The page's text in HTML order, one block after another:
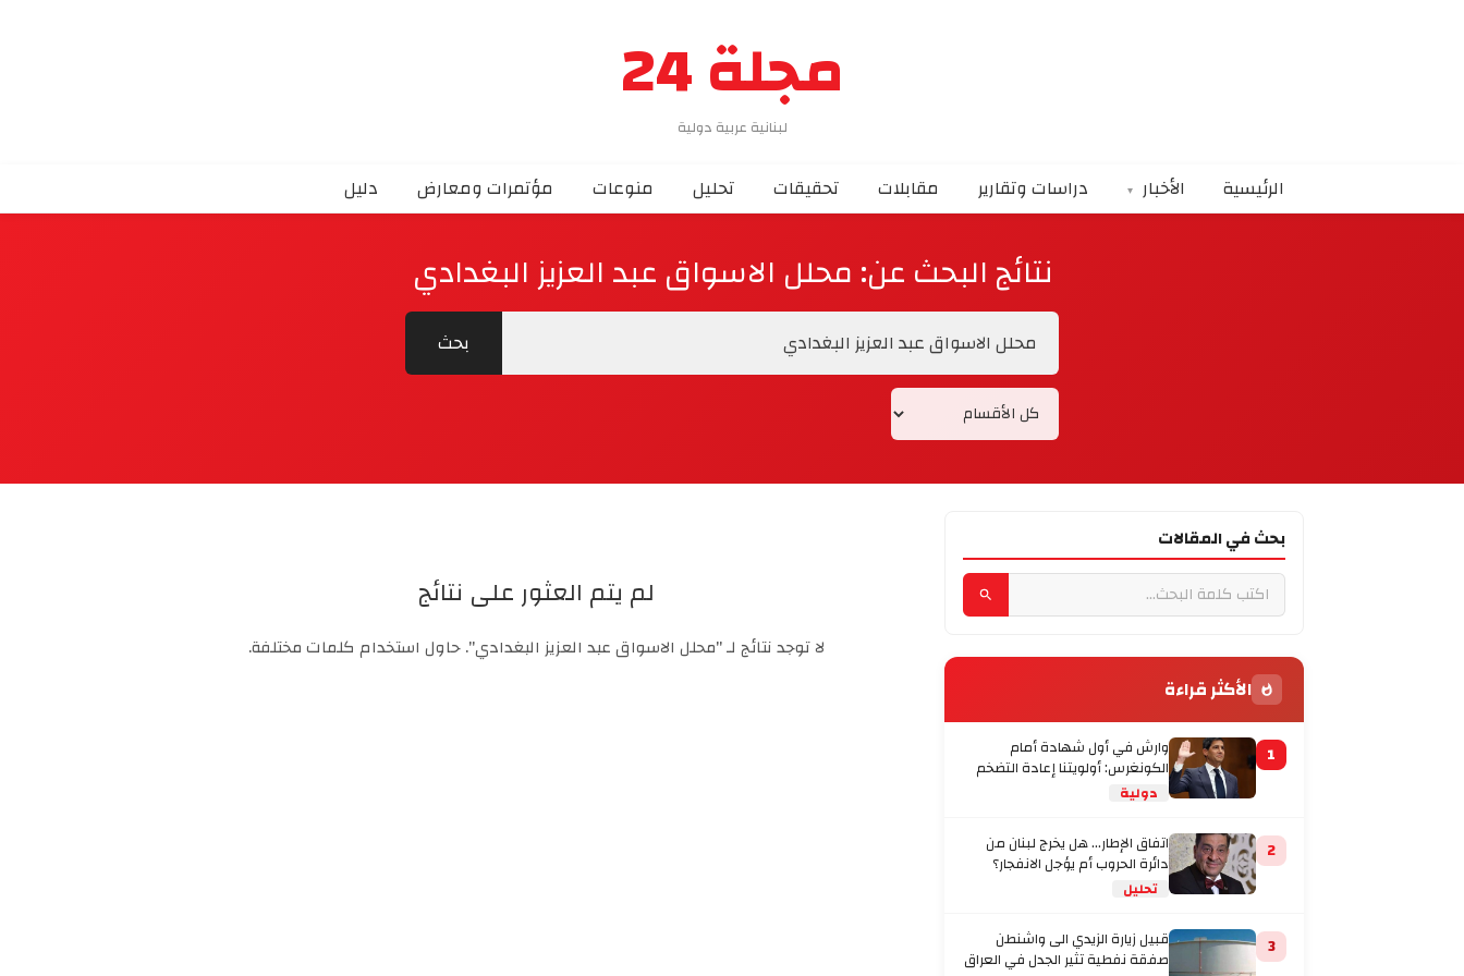
مجلة 24
لبنانية عربية دولية
الرئيسية الأخبار دراسات وتقارير مقابلات تحقيقات تحليل منوعات مؤتمرات ومعارض دليل
نتائج البحث عن: محلل الاسواق عبد العزيز البغدادي
بحث
لم يتم العثور على نتائج
لا توجد نتائج لـ "محلل الاسواق عبد العزيز البغدادي". حاول استخدام كلمات مختلفة.
بحث في المقالات
الأكثر قراءة
1 وارش في أول شهادة أمام
الكونغرس: أولويتنا إعادة التضخم
إلى المستهدف
دولية
2 اتفاق الإطار... هل يخرج لبنان من
دائرة الحروب أم يؤجل الانفجار؟
تحليل
3 قبيل زيارة الزيدي الى واشنطن
صفقة نفطية تثير الجدل في العراق